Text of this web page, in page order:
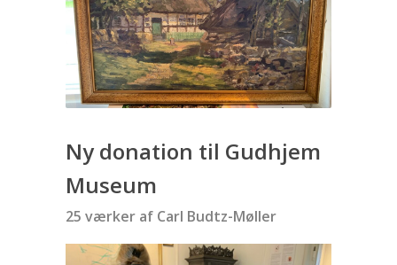
Ny donation til Gudhjem
Museum
25 værker af Carl Budtz-Møller